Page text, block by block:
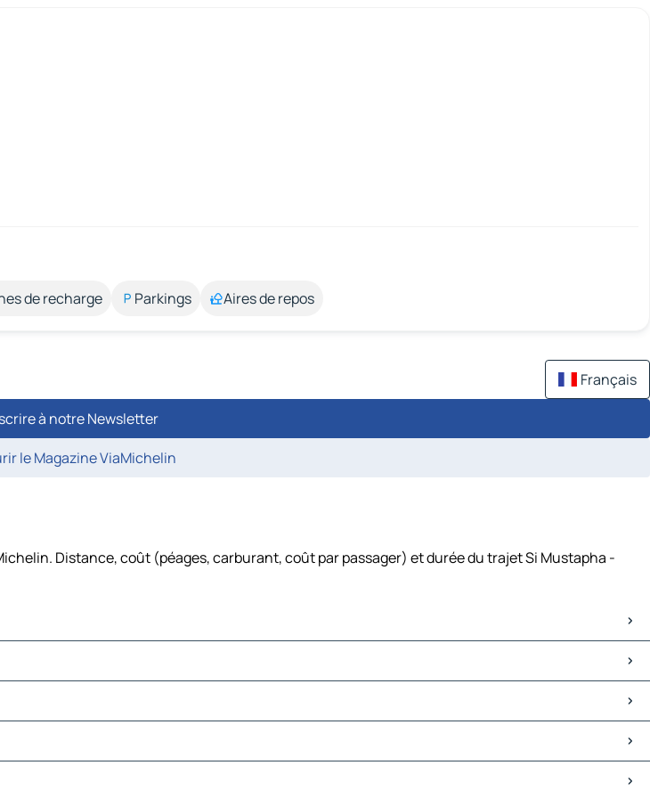
de recharge Parkings Aires de repos
Français
à notre Newsletter
le Magazine ViaMichelin
Distance, coût (péages, carburant, coût par passager) et durée du trajet Si Mustapha -